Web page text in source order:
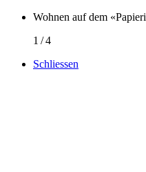
Wohnen auf dem
1 /4
Schliessen